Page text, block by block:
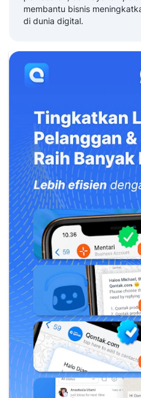
membantu bisnis
di dunia digital.